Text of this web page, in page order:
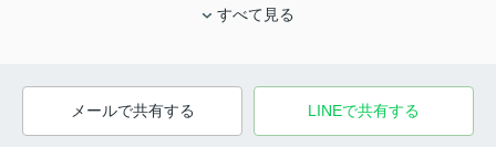
すべて見る
メールで共有する LINEで共有する